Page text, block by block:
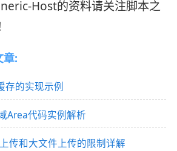
Host的资料请关注脚本之
章:
存的实现示例
Area代码实例解析
传和大文件上传的限制详解